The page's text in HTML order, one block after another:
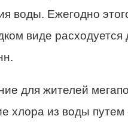
воды. Ежегодно
виде расходуется
для жителей
хлора из воды путем